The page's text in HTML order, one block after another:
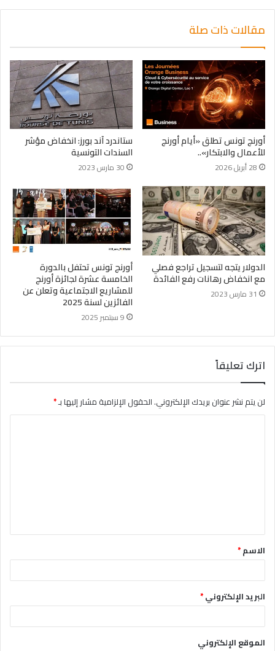
مقالات ذات صلة
أورنج تونس تطلق «أيام أورنج
للأعمال والابتكار»..
28 أبريل 2026
ستاندرد آند بورز: انخفاض مؤشر
السندات التونسية
30 مارس 2023
الدولار يتجه لتسجيل تراجع فصلي
مع انخفاض رهانات رفع الفائدة
31 مارس 2023
أورنج تونس تحتفل بالدورة
الخامسة عشرة لجائزة أورنج
للمشاريع الاجتماعية وتعلن عن
الفائزين لسنة 2025
9 سبتمبر 2025
اترك تعليقاً
لن يتم نشر عنوان بريدك الإلكتروني.الحقول الإلزامية مشار إليها بـ*
ق
*الاسم*
البريد الإلكتروني*
الموقع الإلكتروني